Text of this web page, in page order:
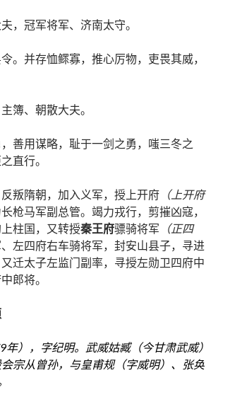
，冠军将军、济南太守。
。并存恤鳏寡，推心厉物，吏畏其威，
主簿、朝散大夫。
善用谋略，耻于一剑之勇，嗤三冬之
直行。
叛隋朝，加入义军，授上开府 （上开府
枪马军副总管。竭力戎行，剪摧凶寇，
柱国，又转授秦王府骠骑将军 （正四
左四府右车骑将军，封安山县子，寻进
迁太子左监门副率，寻授左勋卫四府中
郎将。
年），字纪明。武威姑臧（今甘肃武威）
宗从曾孙，与皇甫规（字威明）、
张奂